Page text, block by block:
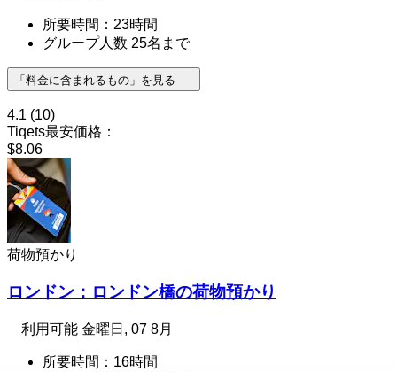
所要時間：23時間
グループ人数 25名まで
「料金に含まれるもの」を見る
4.1 (10)
Tiqets最安価格：
$8.06
荷物預かり
ロンドン：ロンドン橋の荷物預かり
利用可能 金曜日, 07 8月
所要時間：16時間